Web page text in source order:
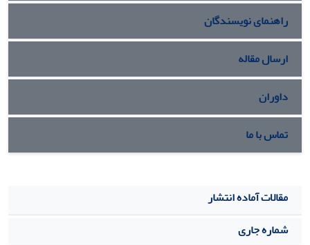
«سیاست‌گذاری نهادی» پیشران‌های کلیدی شناسایی شدند و
«مشارکت فناورانه» و «خودکارسازی فرایندها» بیشترین اثر را بر
انطباق‌پذیری و بازگشت‌پذیری سیستم داشتند. یافته‌ها، نقشه
راهی هوشمند برای تصمیم‌گیری در شرایط عدم قطعیت و توسعه
ظرفیت‌های فناورانه سازمان‌ها ارائه می‌کند.
راهنمای نویسندگان
ارسال مقاله
داوران
تماس با ما
مقالات آماده انتشار
شماره جاری